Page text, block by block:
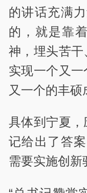
的讲话充满
的，就是靠
神，埋头苦
实现一个又
又一个的丰硕
具体到宁夏
记给出了答
需要实施创新